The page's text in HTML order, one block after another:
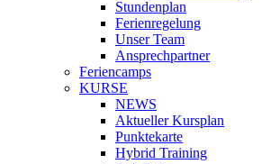
Stundenplan
Ferienregelung
Unser Team
Ansprechpartner
Feriencamps
KURSE
NEWS
Aktueller Kursplan
Punktekarte
Hybrid Training